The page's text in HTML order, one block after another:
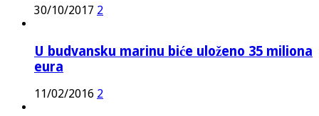
30/10/2017 2
U budvansku marinu biće uloženo 35 miliona
eura
11/02/2016 2